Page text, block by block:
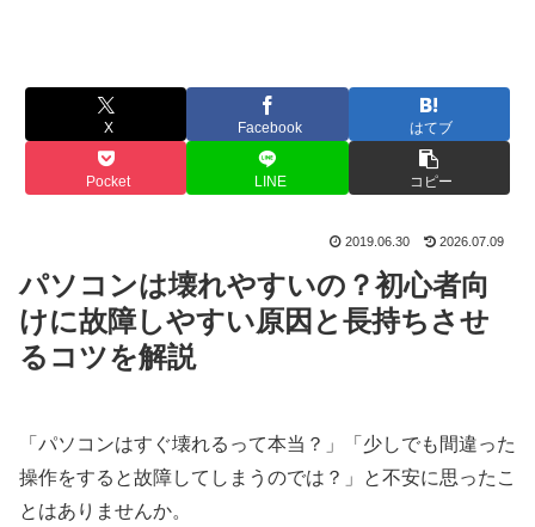
X Facebook はてブ
Pocket LINE コピー
2019.06.30 2026.07.09
パソコンは壊れやすいの？初心者向
けに故障しやすい原因と長持ちさせ
るコツを解説
「パソコンはすぐ壊れるって本当？」「少しでも間違った
操作をすると故障してしまうのでは？」と不安に思ったこ
とはありませんか。